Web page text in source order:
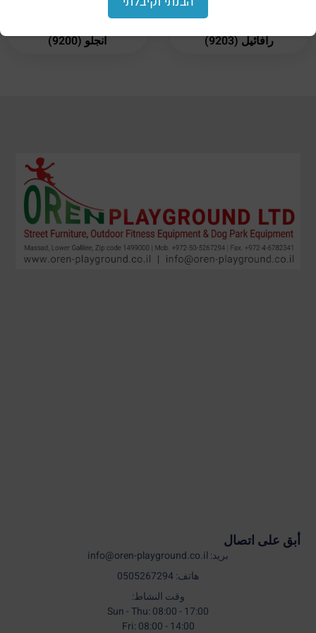
رافائيل (9203) أنجلو (9200)
أبق على اتصال
بريد: info@oren-playground.co.il
هاتف: 0505267294
وقت النشاط:
Sun - Thu: 08:00 - 17:00
Fri: 08:00 - 14:00